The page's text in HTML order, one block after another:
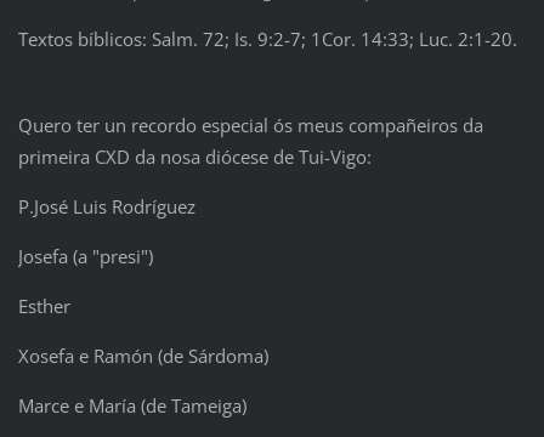
Textos bíblicos: Salm. 72; Is. 9:2-7; 1Cor. 14:33; Luc. 2:1-20.
Quero ter un recordo especial ós meus compañeiros da
primeira CXD da nosa diócese de Tui-Vigo:
P.José Luis Rodríguez
Josefa (a "presi")
Esther
Xosefa e Ramón (de Sárdoma)
Marce e María (de Tameiga)